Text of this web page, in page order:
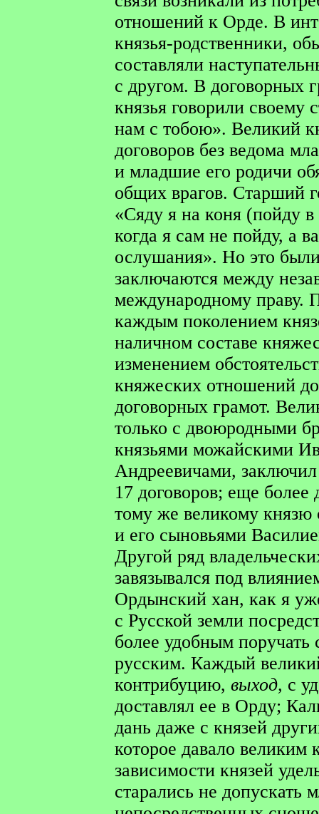
отношений к Орде. В
князья-родственники,
составляли
с другом. В договорных
князья говорили
нам с тобою». Великий
договоров без ведома
и младшие его родичи
общих врагов. Старший
«Сяду я на коня (пойду
когда я сам не пойду, а
ослушания». Но это
заключаются между
международному праву.
каждым поколением
наличном составе
изменением
княжеских отношений
договорных грамот.
только с двоюродными
князьями можайскими
Андреевичами,
17 договоров; еще
тому же великому
и его сыновьями
Другой ряд
завязывался под
Ордынский хан, как я
с Русской земли
более удобным поручать
русским. Каждый
контрибуцию, выход, с
доставлял ее в Орду;
дань даже с князей
которое давало великим
зависимости князей
старались не допускать